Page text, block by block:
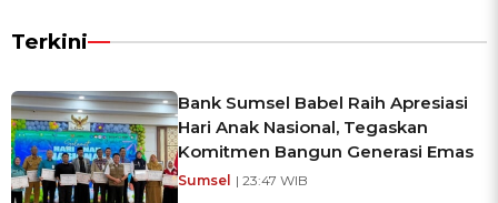
Terkini
Bank Sumsel Babel Raih Apresiasi
Hari Anak Nasional, Tegaskan
Komitmen Bangun Generasi Emas
Sumsel | 23:47 WIB